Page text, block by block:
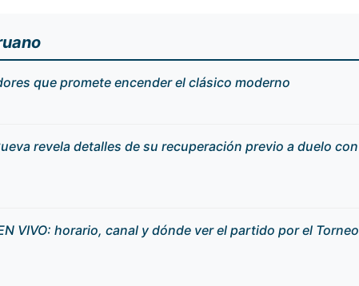
que promete encender el clásico moderno
revela detalles de su recuperación previo a duelo con
VIVO: horario, canal y dónde ver el partido por el Torneo